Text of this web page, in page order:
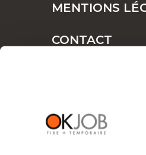
MENTIONS
CONTACT